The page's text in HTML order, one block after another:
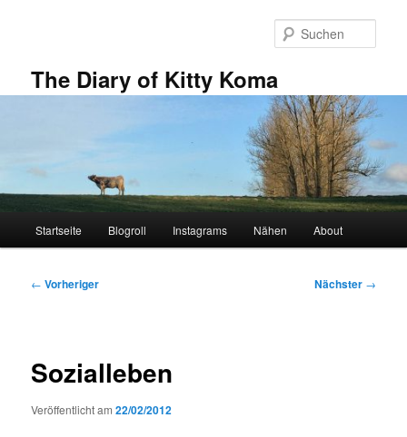
The Diary of Kitty Koma
Startseite Blogroll Instagrams Nähen About
Beitragsnavigation
← Vorheriger Nächster →
Sozialleben
Veröffentlicht am22/02/2012